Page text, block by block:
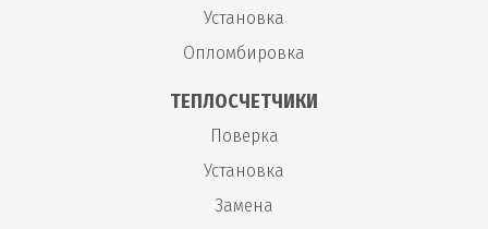
Установка
Опломбировка
ТЕПЛОСЧЕТЧИКИ
Поверка
Установка
Замена